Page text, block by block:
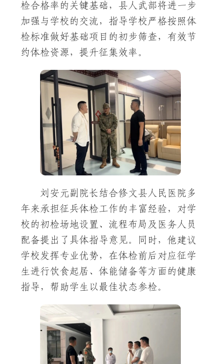
检合格率的关键基础，县人武部将进一步
加强与学校的交流，指导学校严格按照体
检标准做好基础项目的初步筛查，有效节
约体检资源，提升征集效率。
刘安元副院长结合修文县人民医院多
年来承担征兵体检工作的丰富经验，对学
校的初检场地设置、流程布局及医务人员
配备提出了具体指导意见。同时，他建议
学校发挥专业优势，在体检前后对应征学
生进行饮食起居、体能储备等方面的健康
指导，帮助学生以最佳状态参检。